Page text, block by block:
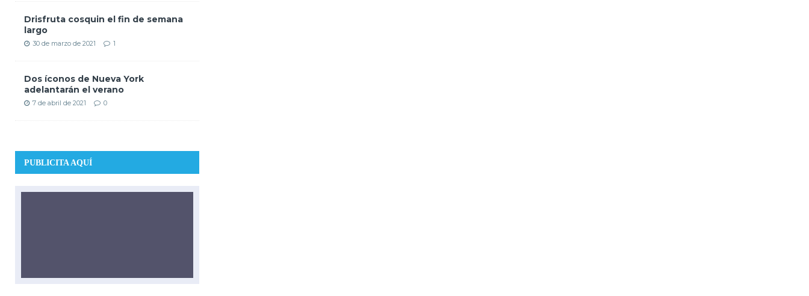
Drisfruta cosquin el fin de semana
largo
30 de marzo de 2021 1
Dos íconos de Nueva York
adelantarán el verano
7 de abril de 2021 0
PUBLICITA AQUÍ